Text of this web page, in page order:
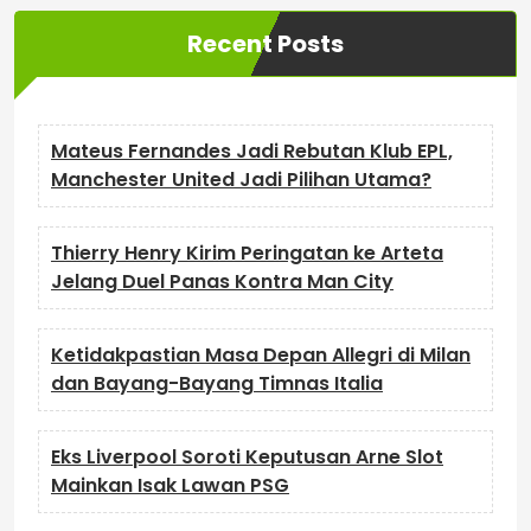
Recent Posts
Mateus Fernandes Jadi Rebutan Klub EPL,
Manchester United Jadi Pilihan Utama?
Thierry Henry Kirim Peringatan ke Arteta
Jelang Duel Panas Kontra Man City
Ketidakpastian Masa Depan Allegri di Milan
dan Bayang-Bayang Timnas Italia
Eks Liverpool Soroti Keputusan Arne Slot
Mainkan Isak Lawan PSG